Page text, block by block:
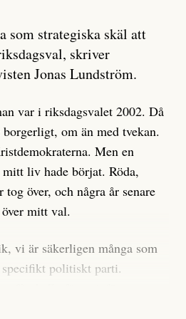
som ETC påstår, ”vad som
utan den bidrar bara till
Det finns inte ett enda bevis
en infiltratör. Det som läsaren
ändrat sina politiska åsikter
tidigare innehåll på sina
författare inte förstår sig
att det tydligen finns
som säger saker som
att titta närmare på personen,
tillräckligt för att hänga ut
som strategiska skäl att
skriver
Jonas Lundström.
var i riksdagsvalet 2002. Då
om än med tvekan.
Men en
liv hade börjat. Röda,
över, och några år senare
mitt val.
vi är säkerligen många som
politiskt parti.